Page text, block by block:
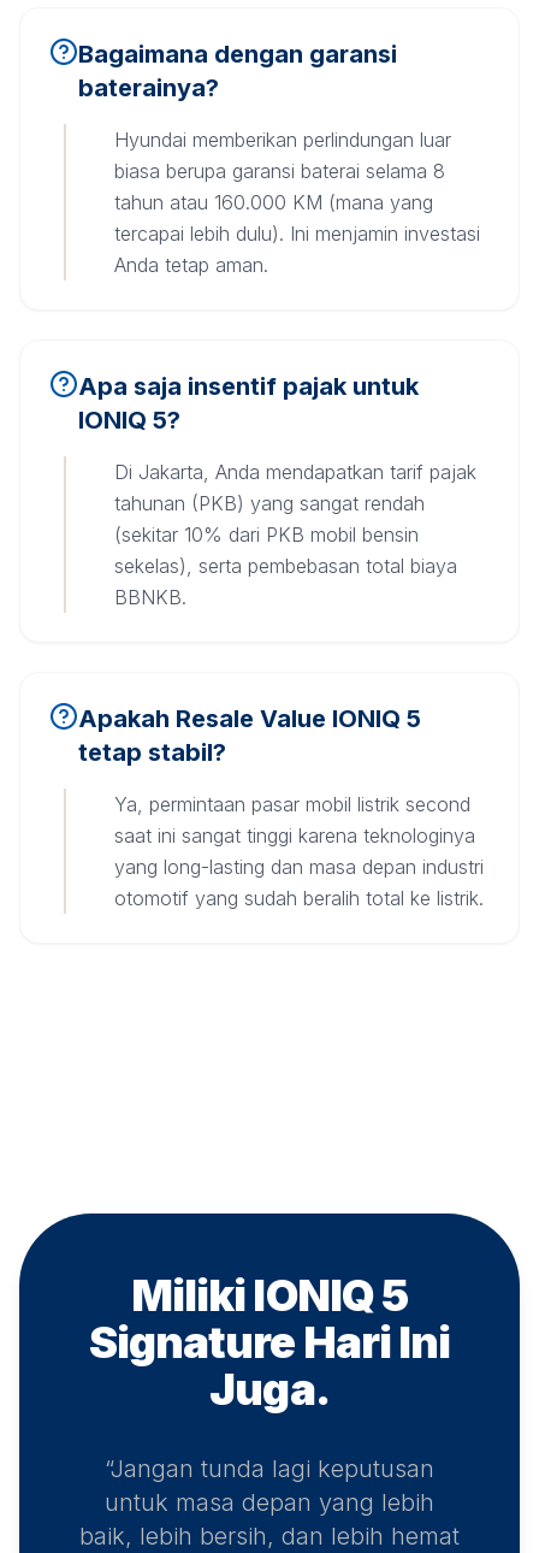
Bagaimana dengan garansi
baterainya?
Hyundai memberikan perlindungan luar
biasa berupa garansi baterai selama 8
tahun atau 160.000 KM (mana yang
tercapai lebih dulu). Ini menjamin investasi
Anda tetap aman.
Apa saja insentif pajak untuk
IONIQ 5?
Di Jakarta, Anda mendapatkan tarif pajak
tahunan (PKB) yang sangat rendah
(sekitar 10% dari PKB mobil bensin
sekelas), serta pembebasan total biaya
BBNKB.
Apakah Resale Value IONIQ 5
tetap stabil?
Ya, permintaan pasar mobil listrik second
saat ini sangat tinggi karena teknologinya
yang long-lasting dan masa depan industri
otomotif yang sudah beralih total ke listrik.
Miliki IONIQ 5
Signature Hari Ini
Juga.
“Jangan tunda lagi keputusan
untuk masa depan yang lebih
baik, lebih bersih, dan lebih hemat